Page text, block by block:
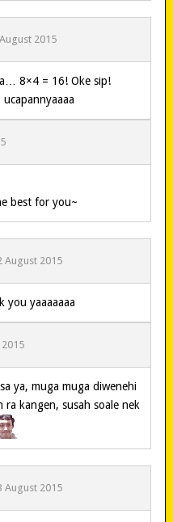
2015
8×4 = 16! Oke sip!
ucapannyaaaa
best for you~
August 2015
you yaaaaaaa
ya, muga muga diwenehi
ra kangen, susah soale nek
August 2015